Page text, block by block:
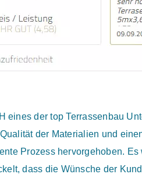
der top Terrassenbau
der Materialien und
Prozess hervorgehoben.
dass die Wünsche der